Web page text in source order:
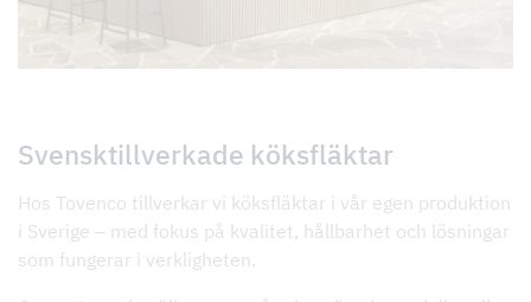
Svensktillverkade köksfläktar
Hos Tovenco tillverkar vi köksfläktar i vår egen produktion
i Sverige – med fokus på kvalitet, hållbarhet och lösningar
som fungerar i verkligheten.